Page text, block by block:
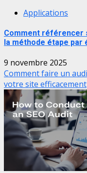
Applications
Comment référencer
la méthode étape par
9 novembre 2025
Comment faire un
votre site efficacement